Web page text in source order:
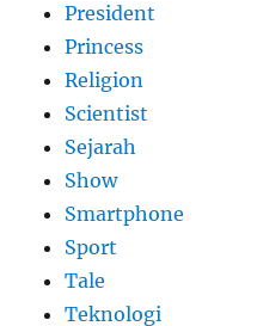
President
Princess
Religion
Scientist
Sejarah
Show
Smartphone
Sport
Tale
Teknologi